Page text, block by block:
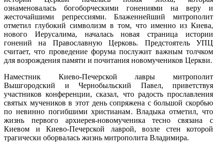
ознаменовалась богоборческими гонениями на веру и
жесточайшими репрессиями. Блаженнейший митрополит
отметил глубокий символизм в том, что именно из Киева,
нового Иерусалима, началась новая страница истории
гонений на Православную Церковь. Предстоятель УПЦ
считает, что проведение форума послужит важным толчком
для возрождения памяти и почитания новомучеников Церкви.
Наместник Киево-Печерской лавры митрополит
Вышгородский и Чернобыльский Павел, приветствуя
участников конференции, сказал, что радость прославления
святых мучеников в этот день сопряжена с большой скорбью
по невинно погибшими христианам. Владыка отметил, что
жизнь первого архиерея-новомученика тесно связана с
Киевом и Киево-Печерской лаврой, возле стен которой
трагически оборвалась жизнь митрополита Владимира.